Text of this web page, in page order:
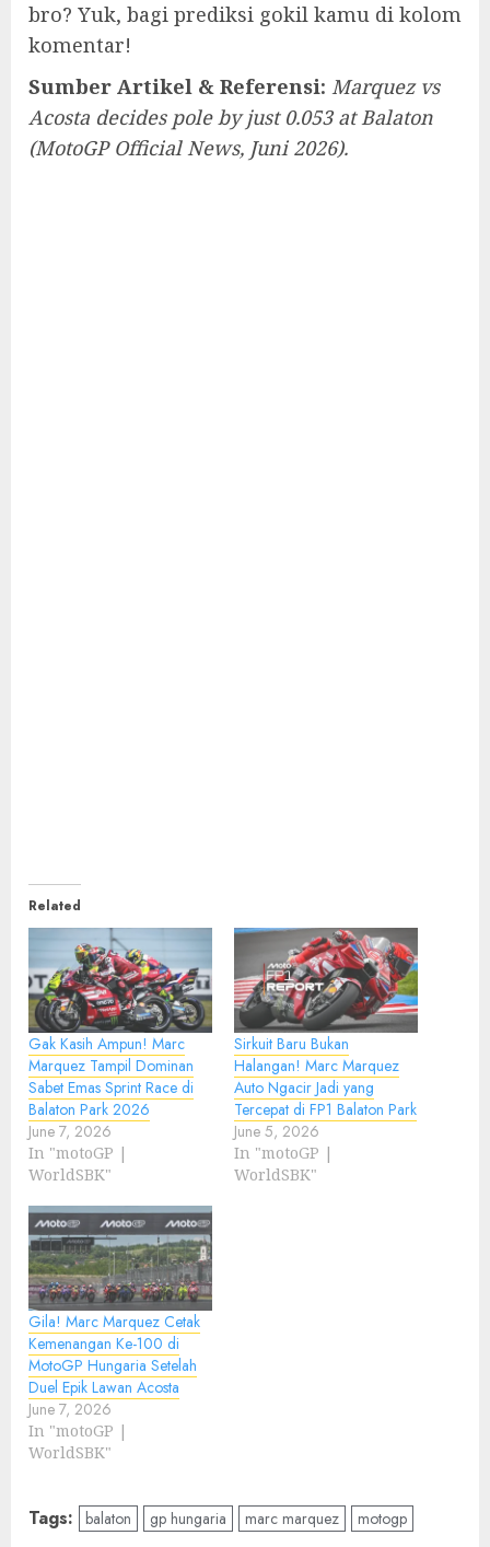
bro? Yuk, bagi prediksi gokil kamu di kolom
komentar!
Sumber Artikel & Referensi: Marquez vs
Acosta decides pole by just 0.053 at Balaton
(MotoGP Official News, Juni 2026).
Related
Gak Kasih Ampun! Marc
Marquez Tampil Dominan
Sabet Emas Sprint Race di
Balaton Park 2026
June 7, 2026
In "motoGP |
WorldSBK"
Sirkuit Baru Bukan
Halangan! Marc Marquez
Auto Ngacir Jadi yang
Tercepat di FP1 Balaton Park
June 5, 2026
In "motoGP |
WorldSBK"
Gila! Marc Marquez Cetak
Kemenangan Ke-100 di
MotoGP Hungaria Setelah
Duel Epik Lawan Acosta
June 7, 2026
In "motoGP |
WorldSBK"
Tags: balaton gp hungaria marc marquez motogp